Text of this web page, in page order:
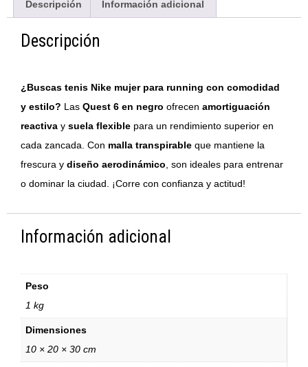
Descripción Información adicional
Descripción
¿Buscas tenis Nike mujer para running con comodidad
y estilo? Las Quest 6 en negro ofrecen amortiguación
reactiva y suela flexible para un rendimiento superior en
cada zancada. Con malla transpirable que mantiene la
frescura y diseño aerodinámico , son ideales para entrenar
o dominar la ciudad. ¡Corre con confianza y actitud!
Información adicional
Peso
1 kg
Dimensiones
10 × 20 × 30 cm